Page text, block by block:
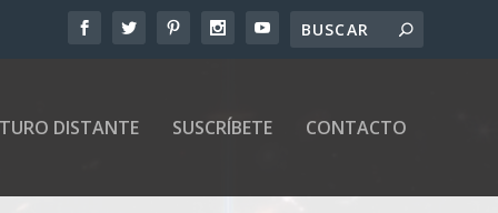
DISTANTE SUSCRÍBETE CONTACTO